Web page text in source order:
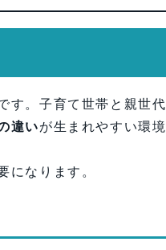
す。子育て世帯と親世代
違いが生まれやすい環境
になります。